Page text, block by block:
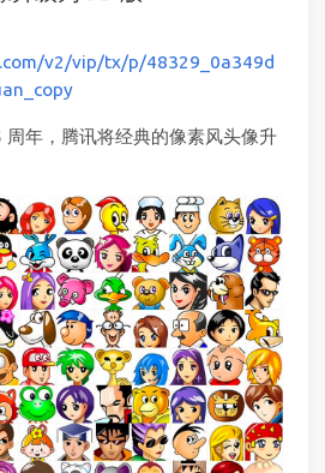
v2/vip/tx/p/48329_0a349d
年，腾讯将经典的像素风头像升